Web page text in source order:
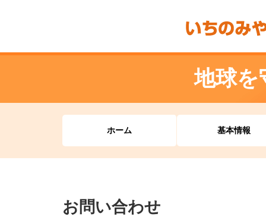
地球を
ホーム 基本情報
お問い合わせ